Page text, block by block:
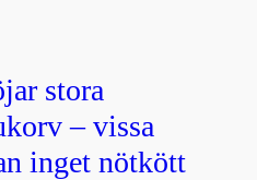
stora
– vissa
inget nötkött